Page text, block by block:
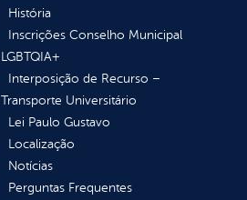
História
Inscrições Conselho Municipal
LGBTQIA+
Interposição de Recurso –
Transporte Universitário
Lei Paulo Gustavo
Localização
Notícias
Perguntas Frequentes